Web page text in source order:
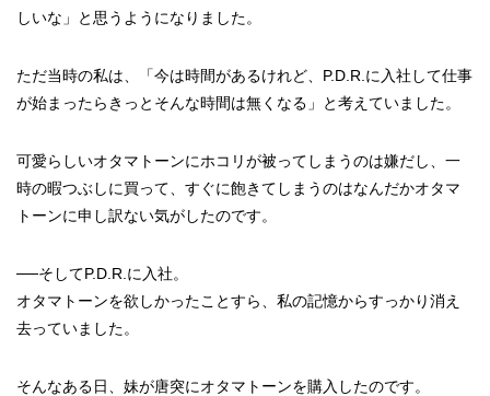
しいな」と思うようになりました。
ただ当時の私は、「今は時間があるけれど、P.D.R.に入社して仕事
が始まったらきっとそんな時間は無くなる」と考えていました。
可愛らしいオタマトーンにホコリが被ってしまうのは嫌だし、一
時の暇つぶしに買って、すぐに飽きてしまうのはなんだかオタマ
トーンに申し訳ない気がしたのです。
──そしてP.D.R.に入社。
オタマトーンを欲しかったことすら、私の記憶からすっかり消え
去っていました。
そんなある日、妹が唐突にオタマトーンを購入したのです。